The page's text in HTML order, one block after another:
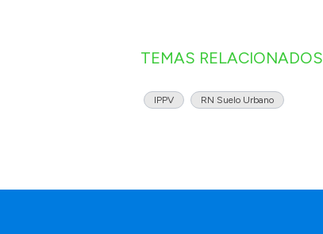
TEMAS RELACIONADOS
IPPV RN Suelo Urbano